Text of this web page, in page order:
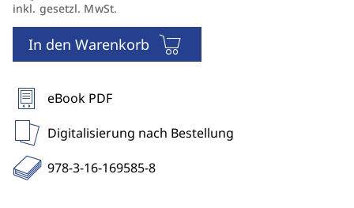
inkl. gesetzl. MwSt.
In den Warenkorb
eBook PDF
Digitalisierung nach Bestellung
978-3-16-169585-8